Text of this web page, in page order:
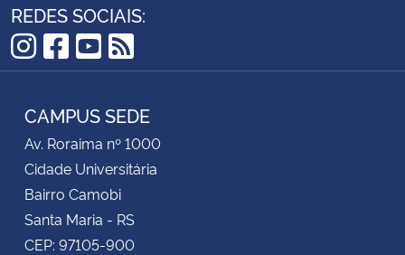
REDES SOCIAIS:
Instagram
Facebook
YouTube
RSS
CAMPUS SEDE
Av. Roraima nº 1000
Cidade Universitária
Bairro Camobi
Santa Maria - RS
CEP: 97105-900